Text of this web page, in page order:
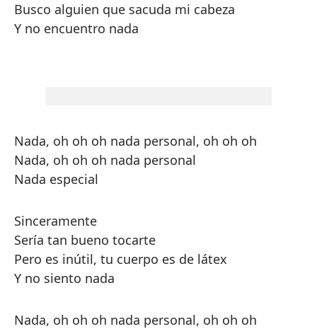
Busco alguien que sacuda mi cabeza
Y no encuentro nada
Nada, oh oh oh nada personal, oh oh oh
Nada, oh oh oh nada personal
Nada especial
Sinceramente
Sería tan bueno tocarte
Pero es inútil, tu cuerpo es de látex
Y no siento nada
Nada, oh oh oh nada personal, oh oh oh